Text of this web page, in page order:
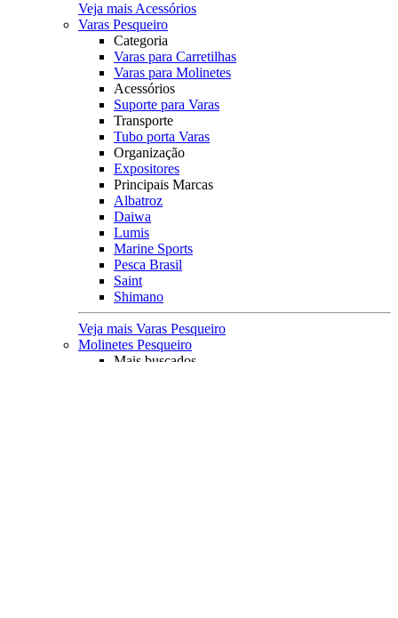
Veja mais Acessórios
Varas Pesqueiro
Categoria
Varas para Carretilhas
Varas para Molinetes
Acessórios
Suporte para Varas
Transporte
Tubo porta Varas
Organização
Expositores
Principais Marcas
Albatroz
Daiwa
Lumis
Marine Sports
Pesca Brasil
Saint
Shimano
Veja mais Varas Pesqueiro
Molinetes Pesqueiro
Mais buscados